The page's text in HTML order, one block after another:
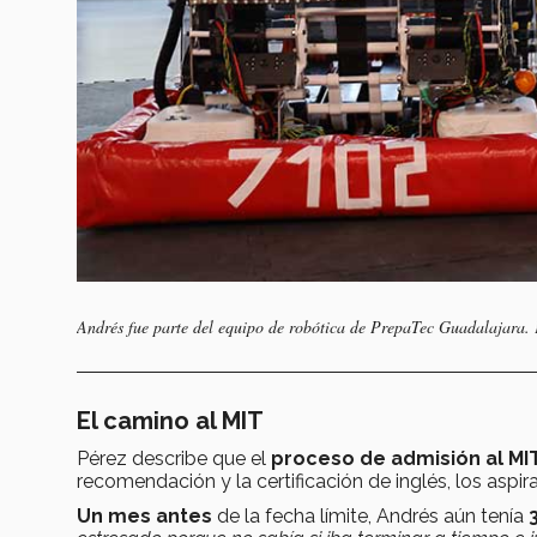
Andrés fue parte del equipo de robótica de PrepaTec
El camino al MIT
Pérez describe que el proceso de admisión al
recomendación y la certificación de inglés, los
Un mes antes de la fecha límite, Andrés aún tenía